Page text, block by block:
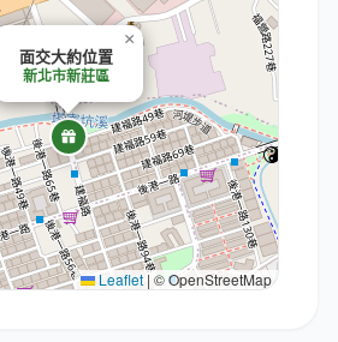
面交大約位置
新北市新莊區
×
Leaflet|© OpenStreetMap